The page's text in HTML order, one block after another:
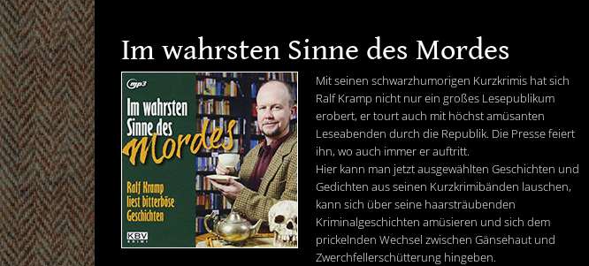
Im wahrsten Sinne des Mordes
Mit seinen schwarzhumorigen Kurzkrimis hat sich
Ralf Kramp nicht nur ein großes Lesepublikum
erobert, er tourt auch mit höchst amüsanten
Leseabenden durch die Republik. Die Presse feiert
ihn, wo auch immer er auftritt.
Hier kann man jetzt ausgewählten Geschichten und
Gedichten aus seinen Kurzkrimibänden lauschen,
kann sich über seine haarsträubenden
Kriminalgeschichten amüsieren und sich dem
prickelnden Wechsel zwischen Gänsehaut und
Zwerchfellerschütterung hingeben.